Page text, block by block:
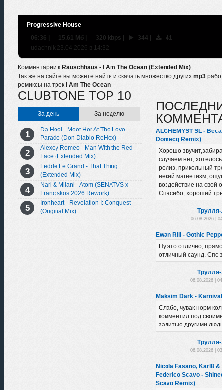
Progressive House
06:36 | 15.61 Мб | 320 kbps | 344 |
41
udachnik 23.04.2026 в 14:32
Комментарии к Rauschhaus - I Am The Ocean (Extended Mix):
Так же на сайте вы можете найти и скачать множество других mp3
ремиксы на трек I Am The Ocean
CLUBTONE TOP 10
За день За неделю
Da Hool - Meet Her At The Love
Parade (Don Diablo ReHex)
Alexey Romeo - Man With the Red
Face (Extended Mix)
Fedde Le Grand - That Thing
(Extended Mix)
Nari & Milani - Atom (SENATVS x
Franciskos 2026 Rework)
Ironheart - Revelation I: Conquest
(Original Mix)
ALCHEMYST SL -
Domecq Remix)
Хорошо
случаем нет,
релиз, прикольный
некий магнетизм,
воздействие на свой
Спасибо, хороший
06.08.2026 |
Ewan Rill - Gothic
Ну это отлично,
отличный саунд. Спс
06.08.2026 |
Maksim Dark - Karnival
Слабо, чувак норм
комментил под
залитые другими
06.08.2026 |
Nicola Fasano, Karl8
Federico Scavo -
Scavo Remix)